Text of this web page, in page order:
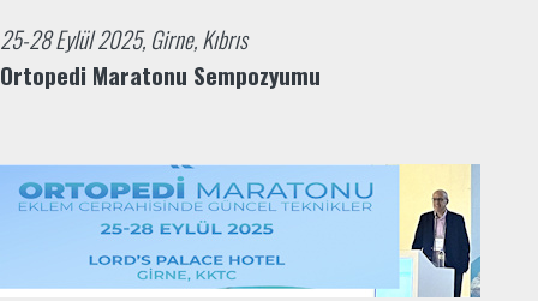
25-28 Eylül 2025, Girne, Kıbrıs
Ortopedi Maratonu Sempozyumu